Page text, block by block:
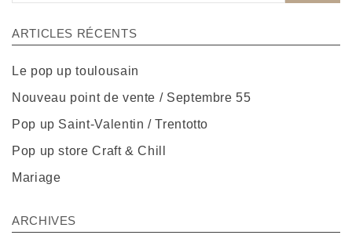
ARTICLES RÉCENTS
Le pop up toulousain
Nouveau point de vente / Septembre 55
Pop up Saint-Valentin / Trentotto
Pop up store Craft & Chill
Mariage
ARCHIVES